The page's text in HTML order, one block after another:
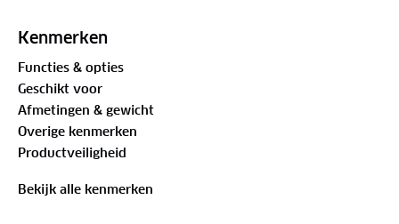
vrijwel elke bagagedrager (Ø 0,7 – 1,5 cm). De
contact met de spaken. Reflecterende details zorgen
voor extra zichtbaarheid in het verkeer. De inhoud
van 16 liter is ideaal voor dagelijks gebruik, zoals
woon-werkverkeer of boodschappen.
Kenmerken
Functies & opties
Geschikt voor
Afmetingen & gewicht
Overige kenmerken
Productveiligheid
Bekijk alle kenmerken